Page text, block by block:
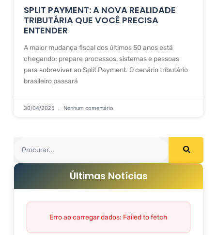
SPLIT PAYMENT: A NOVA REALIDADE
TRIBUTÁRIA QUE VOCÊ PRECISA
ENTENDER
A maior mudança fiscal dos últimos 50 anos está
chegando: prepare processos, sistemas e pessoas
para sobreviver ao Split Payment. O cenário tributário
brasileiro passará
30/04/2025 Nenhum comentário
Últimas Notícias
Erro ao carregar dados: Failed to fetch